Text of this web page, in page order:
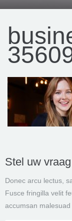
Stel uw vraag
Donec arcu lectus,
Fusce fringilla velit
accumsan malesuad